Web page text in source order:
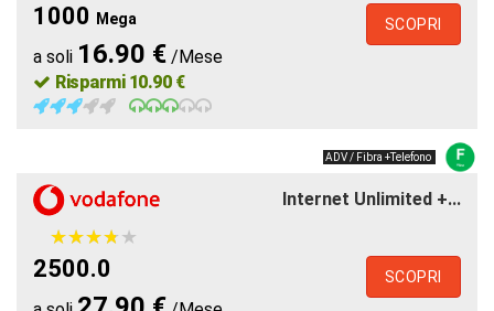
1000 Mega
a soli 16.90 € /Mese
Risparmi 10.90 €
SCOPRI
ADV / Fibra +Telefono
Internet Unlimited +...
★★★★★
★★★★★
2500.0 SCOPRI